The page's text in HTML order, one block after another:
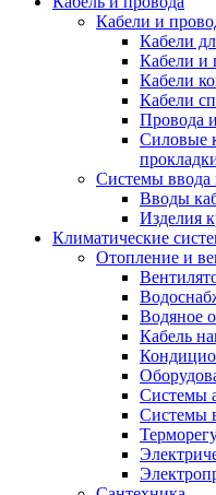
Кабели и
Кабели
Кабели и
Кабели
Кабели
Провода
Силовые
Системы ввода
Вводы
Изделия
Климатические
Отопление и
Водяное
Кабель
Системы
Системы